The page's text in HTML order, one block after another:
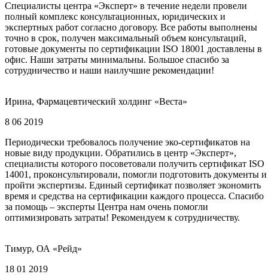
Специалисты центра «Эксперт» в течение недели провели
полный комплекс консультационных, юридических и
экспертных работ согласно договору. Все работы выполнены
точно в срок, получен максимальный объем консультаций,
готовые документы по сертификации ISO 18001 доставлены в
офис. Наши затраты минимальны. Большое спасибо за
сотрудничество и наши наилучшие рекомендации!
Ирина, Фармацевтический холдинг «Веста»
8 06 2019
Периодически требовалось получение эко-сертификатов на
новые виду продукции. Обратились в центр «Эксперт»,
специалисты которого посоветовали получить сертификат ISO
14001, проконсультировали, помогли подготовить документы и
пройти экспертизы. Единый сертификат позволяет экономить
время и средства на сертификации каждого процесса. Спасибо
за помощь – эксперты Центра нам очень помогли
оптимизировать затраты! Рекомендуем к сотрудничеству.
Тимур, ОА «Рейд»
18 01 2019